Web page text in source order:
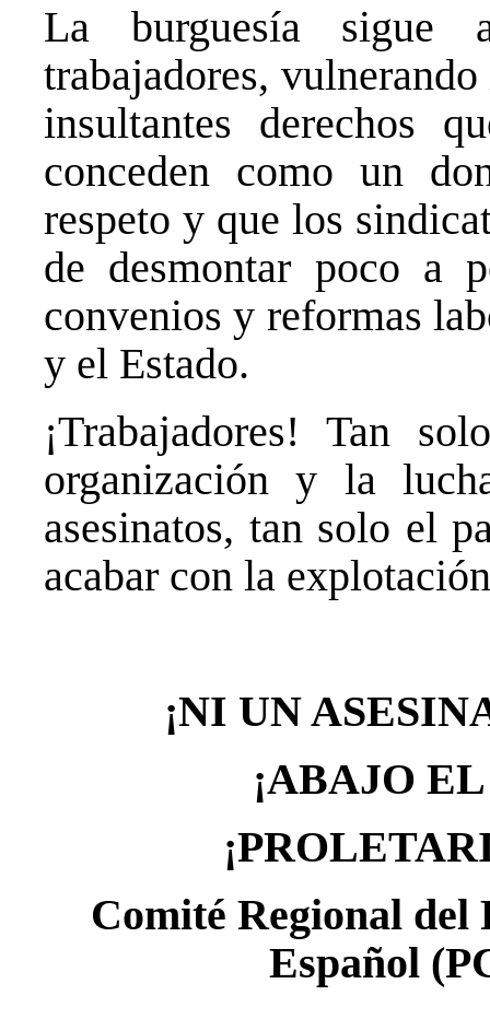
La burguesía sigue
trabajadores,
insultantes derechos
conceden como un
respeto y que los
de desmontar poco a
convenios y reformas
y el Estado.
¡Trabajadores! Tan
organización y la
asesinatos, tan solo el
acabar con la
¡NI UN
¡ABAJO
Comité Regional
Español